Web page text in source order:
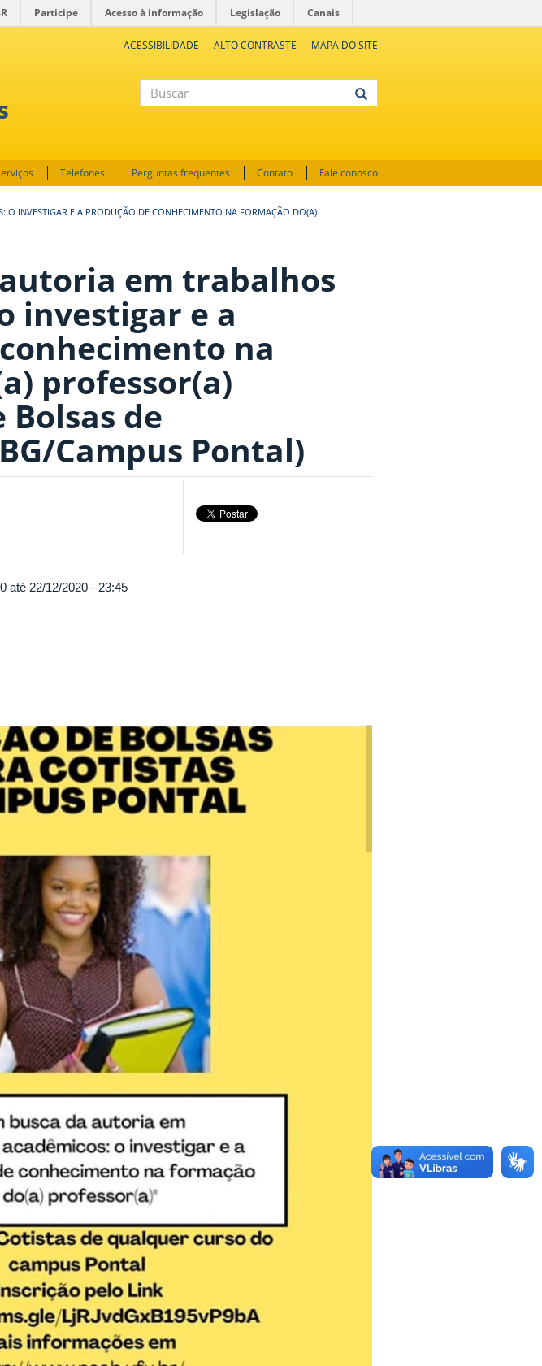
Participe Acesso à informação Legislação Canais
ACESSIBILIDADE ALTO CONTRASTE MAPA DO SITE
Telefones Perguntas frequentes Contato Fale conosco
O INVESTIGAR E A PRODUÇÃO DE CONHECIMENTO NA FORMAÇÃO DO(A)
em trabalhos
investigar e a
na
professor(a)
Bolsas de
Campus Pontal)
até 22/12/2020 - 23:45